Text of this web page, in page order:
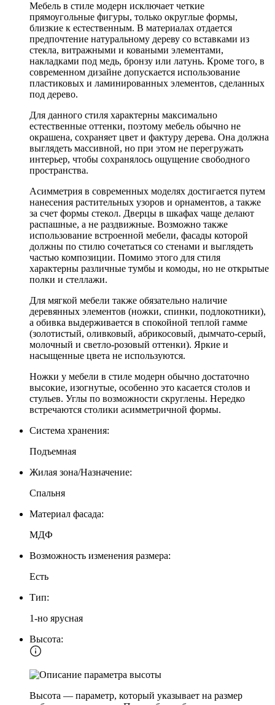
Мебель в стиле модерн исключает четкие
прямоугольные фигуры, только округлые формы,
близкие к естественным. В материалах отдается
предпочтение натуральному дереву со вставками из
стекла, витражными и коваными элементами,
накладками под медь, бронзу или латунь. Кроме того, в
современном дизайне допускается использование
пластиковых и ламинированных элементов, сделанных
под дерево.
Для данного стиля характерны максимально
естественные оттенки, поэтому мебель обычно не
окрашена, сохраняет цвет и фактуру дерева. Она должна
выглядеть массивной, но при этом не перегружать
интерьер, чтобы сохранялось ощущение свободного
пространства.
Асимметрия в современных моделях достигается путем
нанесения растительных узоров и орнаментов, а также
за счет формы стекол. Дверцы в шкафах чаще делают
распашные, а не раздвижные. Возможно также
использование встроенной мебели, фасады которой
должны по стилю сочетаться со стенами и выглядеть
частью композиции. Помимо этого для стиля
характерны различные тумбы и комоды, но не открытые
полки и стеллажи.
Для мягкой мебели также обязательно наличие
деревянных элементов (ножки, спинки, подлокотники),
а обивка выдерживается в спокойной теплой гамме
(золотистый, оливковый, абрикосовый, дымчато-серый,
молочный и светло-розовый оттенки). Яркие и
насыщенные цвета не используются.
Ножки у мебели в стиле модерн обычно достаточно
высокие, изогнутые, особенно это касается столов и
стульев. Углы по возможности скруглены. Нередко
встречаются столики асимметричной формы.
Система хранения:
Подъемная
Жилая зона/Назначение:
Спальня
Материал фасада:
МДФ
Возможность изменения размера:
Есть
Тип:
1-но ярусная
Высота:
Высота — параметр, который указывает на размер